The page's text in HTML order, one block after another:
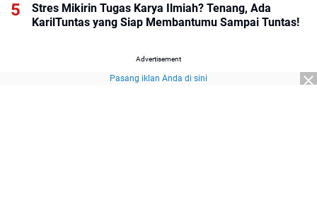
Stres Mikirin Tugas Karya Ilmiah? Tenang, Ada
KarilTuntas yang Siap Membantumu Sampai Tuntas!
Advertisement
Pasang iklan Anda di sini